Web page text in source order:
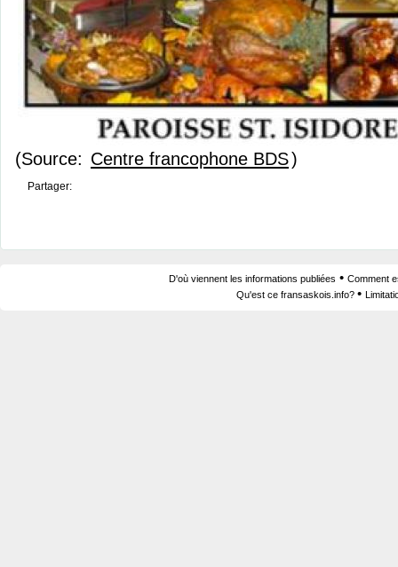
(Source: Centre francophone BDS)
Partager:
D'où viennent les informations publiées • Comment
Qu'est ce fransaskois.info? •